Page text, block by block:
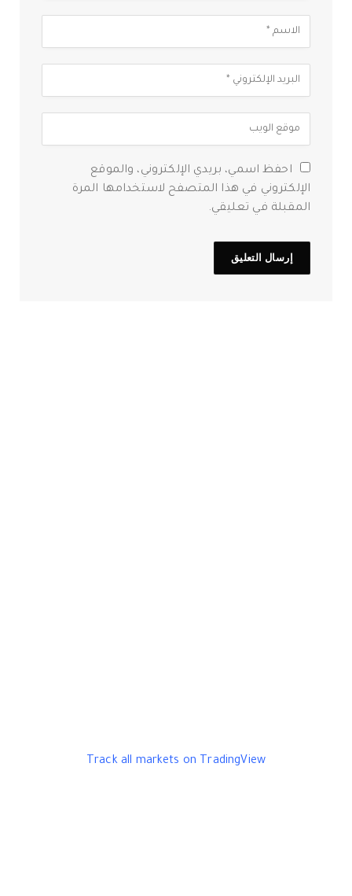
احفظ اسمي، بريدي الإلكتروني، والموقع
الإلكتروني في هذا المتصفح لاستخدامها المرة
المقبلة في تعليقي.
Track all markets on TradingView